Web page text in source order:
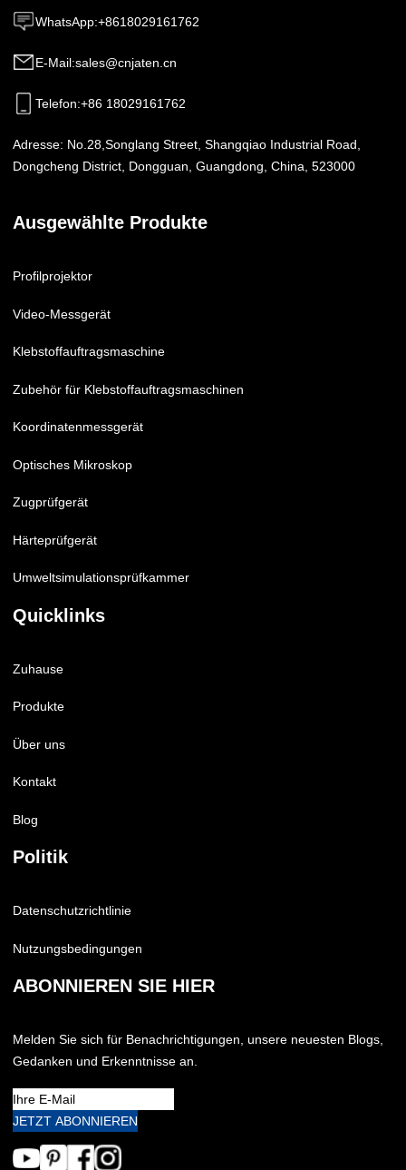
WhatsApp:+8618029161762
E-Mail:sales@cnjaten.cn
Telefon:+86 18029161762
Adresse: No.28,Songlang Street, Shangqiao Industrial Road,
Dongcheng District, Dongguan, Guangdong, China, 523000
Ausgewählte Produkte
Profilprojektor
Video-Messgerät
Klebstoffauftragsmaschine
Zubehör für Klebstoffauftragsmaschinen
Koordinatenmessgerät
Optisches Mikroskop
Zugprüfgerät
Härteprüfgerät
Umweltsimulationsprüfkammer
Quicklinks
Zuhause
Produkte
Über uns
Kontakt
Blog
Politik
Datenschutzrichtlinie
Nutzungsbedingungen
ABONNIEREN SIE HIER
Melden Sie sich für Benachrichtigungen, unsere neuesten Blogs,
Gedanken und Erkenntnisse an.
JETZT ABONNIEREN